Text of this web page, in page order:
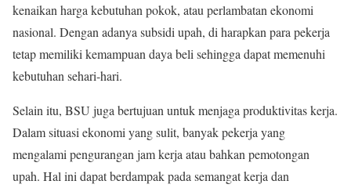
kenaikan harga kebutuhan pokok, atau perlambatan ekonomi
nasional. Dengan adanya subsidi upah, di harapkan para pekerja
tetap memiliki kemampuan daya beli sehingga dapat memenuhi
kebutuhan sehari-hari.
Selain itu, BSU juga bertujuan untuk menjaga produktivitas kerja.
Dalam situasi ekonomi yang sulit, banyak pekerja yang
mengalami pengurangan jam kerja atau bahkan pemotongan
upah. Hal ini dapat berdampak pada semangat kerja dan